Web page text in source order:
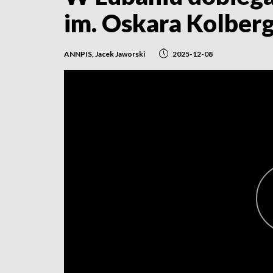
im. Oskara
ANNPIS, Jacek Jaworski 2025-12-08